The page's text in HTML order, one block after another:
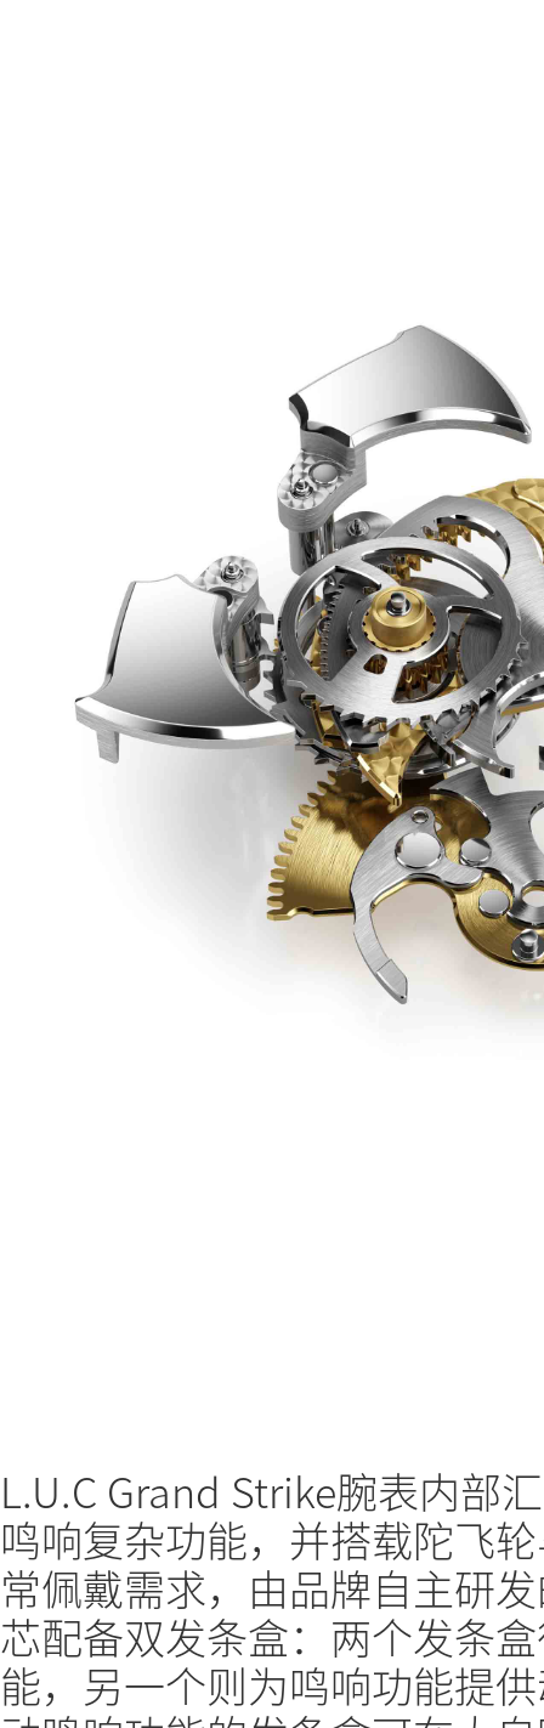
L.U.C Grand Strike腕表内部
鸣响复杂功能，并搭载陀飞
常佩戴需求，由品牌自主研
芯配备双发条盒：两个发条
能，另一个则为鸣响功能提